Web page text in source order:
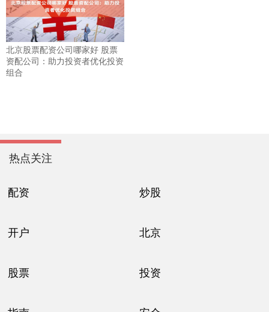
北京股票配资公司哪家好 股票
资配公司：助力投资者优化投资
组合
热点关注
配资 炒股
开户 北京
股票 投资